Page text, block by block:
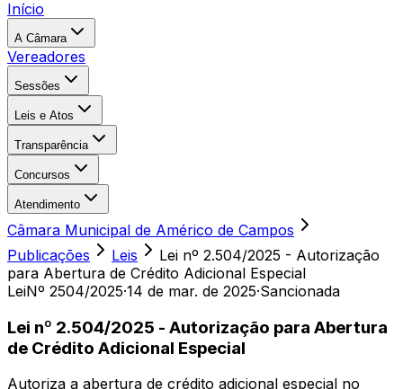
Início
A Câmara
Vereadores
Sessões
Leis e Atos
Transparência
Concursos
Atendimento
Câmara Municipal de Américo de Campos
Publicações
Leis
Lei nº 2.504/2025 - Autorização
para Abertura de Crédito Adicional Especial
LeiNº 2504/2025·14 de mar. de 2025·Sancionada
Lei nº 2.504/2025 - Autorização para Abertura
de Crédito Adicional Especial
Autoriza a abertura de crédito adicional especial no